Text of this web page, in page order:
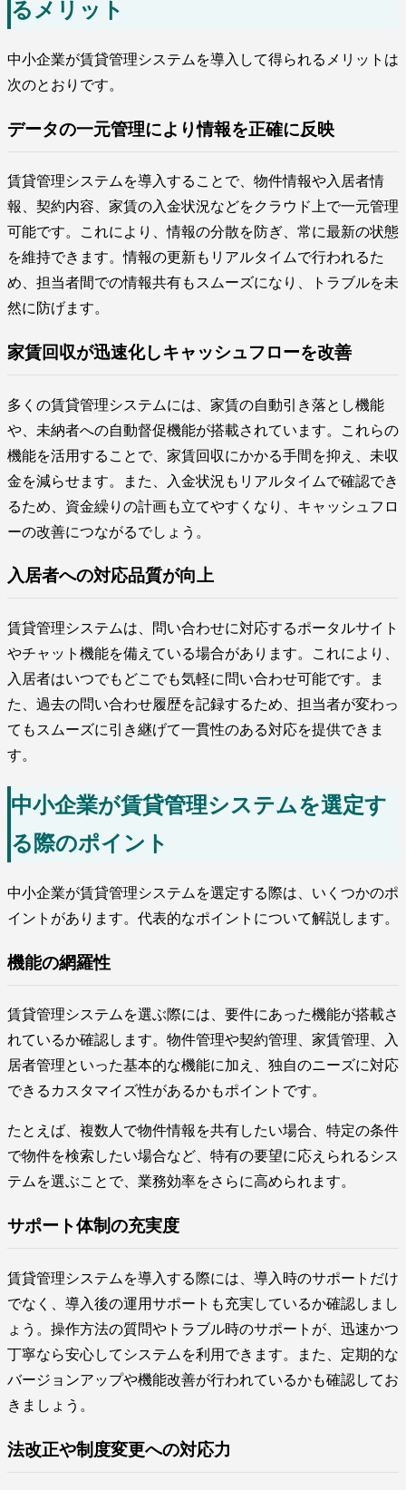
るメリット
中小企業が賃貸管理システムを導入して得られるメリットは
次のとおりです。
データの一元管理により情報を正確に反映
賃貸管理システムを導入することで、物件情報や入居者情
報、契約内容、家賃の入金状況などをクラウド上で一元管理
可能です。これにより、情報の分散を防ぎ、常に最新の状態
を維持できます。情報の更新もリアルタイムで行われるた
め、担当者間での情報共有もスムーズになり、トラブルを未
然に防げます。
家賃回収が迅速化しキャッシュフローを改善
多くの賃貸管理システムには、家賃の自動引き落とし機能
や、未納者への自動督促機能が搭載されています。これらの
機能を活用することで、家賃回収にかかる手間を抑え、未収
金を減らせます。また、入金状況もリアルタイムで確認でき
るため、資金繰りの計画も立てやすくなり、キャッシュフロ
ーの改善につながるでしょう。
入居者への対応品質が向上
賃貸管理システムは、問い合わせに対応するポータルサイト
やチャット機能を備えている場合があります。これにより、
入居者はいつでもどこでも気軽に問い合わせ可能です。ま
た、過去の問い合わせ履歴を記録するため、担当者が変わっ
てもスムーズに引き継げて一貫性のある対応を提供できま
す。
中小企業が賃貸管理システムを選定す
る際のポイント
中小企業が賃貸管理システムを選定する際は、いくつかのポ
イントがあります。代表的なポイントについて解説します。
機能の網羅性
賃貸管理システムを選ぶ際には、要件にあった機能が搭載さ
れているか確認します。物件管理や契約管理、家賃管理、入
居者管理といった基本的な機能に加え、独自のニーズに対応
できるカスタマイズ性があるかもポイントです。
たとえば、複数人で物件情報を共有したい場合、特定の条件
で物件を検索したい場合など、特有の要望に応えられるシス
テムを選ぶことで、業務効率をさらに高められます。
サポート体制の充実度
賃貸管理システムを導入する際には、導入時のサポートだけ
でなく、導入後の運用サポートも充実しているか確認しまし
ょう。操作方法の質問やトラブル時のサポートが、迅速かつ
丁寧なら安心してシステムを利用できます。また、定期的な
バージョンアップや機能改善が行われているかも確認してお
きましょう。
法改正や制度変更への対応力